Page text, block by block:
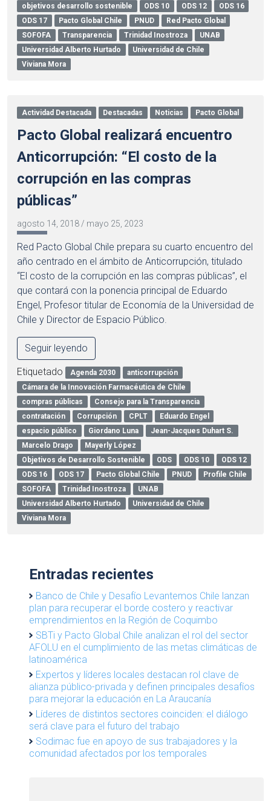
objetivos desarrollo sostenible
ODS 10 ODS 12
ODS 16
ODS 17
Pacto Global Chile PNUD
Red Pacto Global
SOFOFA
Transparencia Trinidad Inostroza
UNAB
Universidad Alberto Hurtado
Universidad de Chile
Viviana Mora
Actividad Destacada Destacadas Noticias Pacto Global
Pacto Global realizará encuentro
Anticorrupción: “El costo de la
corrupción en las compras
públicas”
agosto 14, 2018 / mayo 25, 2023
Red Pacto Global Chile prepara su cuarto encuentro del
año centrado en el ámbito de Anticorrupción, titulado
“El costo de la corrupción en las compras públicas”, el
que contará con la ponencia principal de Eduardo
Engel, Profesor titular de Economía de la Universidad de
Chile y Director de Espacio Público.
Seguir leyendo
Etiquetado Agenda 2030
anticorrupción
Cámara de la Innovación Farmacéutica de Chile
compras públicas
Consejo para la Transparencia
contratación
Corrupción CPLT
Eduardo Engel
espacio público
Giordano Luna
Jean-Jacques Duhart S.
Marcelo Drago
Mayerly López
Objetivos de Desarrollo Sostenible
ODS ODS 10
ODS 12
ODS 16
ODS 17 Pacto Global Chile PNUD
Profile Chile
SOFOFA
Trinidad Inostroza
UNAB
Universidad Alberto Hurtado
Universidad de Chile
Viviana Mora
Entradas recientes
Banco de Chile y Desafío Levantemos Chile lanzan
plan para recuperar el borde costero y reactivar
emprendimientos en la Región de Coquimbo
SBTi y Pacto Global Chile analizan el rol del sector
AFOLU en el cumplimiento de las metas climáticas de
latinoamérica
Expertos y líderes locales destacan rol clave de
alianza público-privada y definen principales desafíos
para mejorar la educación en La Araucanía
Líderes de distintos sectores coinciden: el diálogo
será clave para el futuro del trabajo
Sodimac fue en apoyo de sus trabajadores y la
comunidad afectados por los temporales